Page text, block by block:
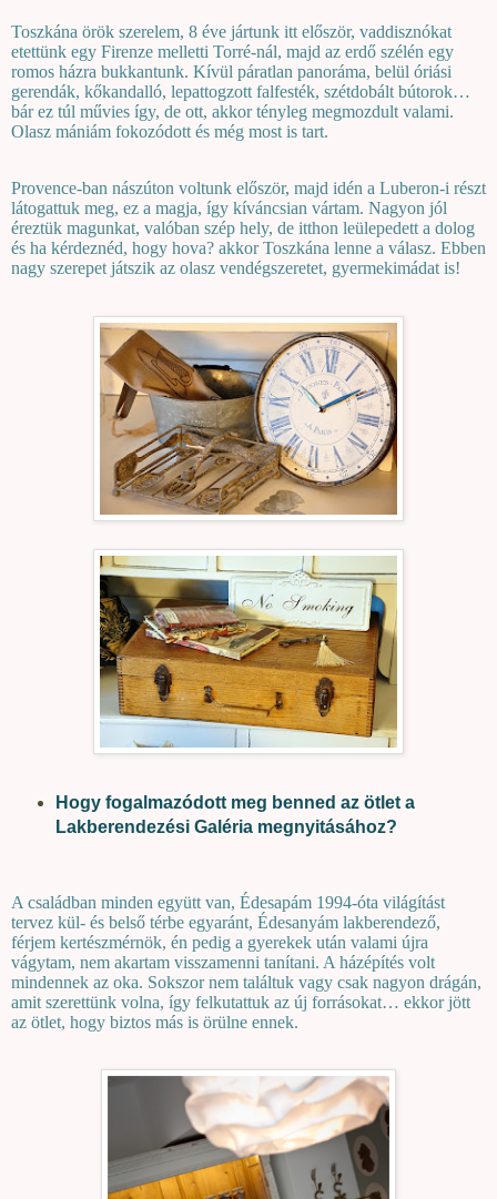
Toszkána örök szerelem, 8 éve jártunk itt először, vaddisznókat
etettünk egy Firenze melletti Torré-nál, majd az erdő szélén egy
romos házra bukkantunk. Kívül páratlan panoráma, belül óriási
gerendák, kőkandalló, lepattogzott falfesték, szétdobált bútorok…
bár ez túl művies így, de ott, akkor tényleg megmozdult valami.
Olasz mániám fokozódott és még most is tart.
Provence-ban nászúton voltunk először, majd idén a Luberon-i részt
látogattuk meg, ez a magja, így kíváncsian vártam. Nagyon jól
éreztük magunkat, valóban szép hely, de itthon leülepedett a dolog
és ha kérdeznéd, hogy hova? akkor Toszkána lenne a válasz. Ebben
nagy szerepet játszik az olasz vendégszeretet, gyermekimádat is!
Hogy fogalmazódott meg benned az ötlet a
Lakberendezési Galéria megnyitásához?
A családban minden együtt van, Édesapám 1994-óta világítást
tervez kül- és belső térbe egyaránt, Édesanyám lakberendező,
férjem kertészmérnök, én pedig a gyerekek után valami újra
vágytam, nem akartam visszamenni tanítani. A házépítés volt
mindennek az oka. Sokszor nem találtuk vagy csak nagyon drágán,
amit szerettünk volna, így felkutattuk az új forrásokat… ekkor jött
az ötlet, hogy biztos más is örülne ennek.